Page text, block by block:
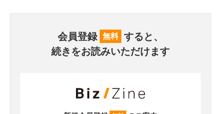
会員登録 無料 すると、
続きをお読みいただけます